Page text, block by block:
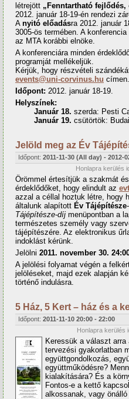
létrejött „Fenntartható
2012. január 18-19-én rendezi
A nyitó előadásra 2012. január
3005-ös termében. A
az MTA korábbi elnöke.
A konferenciára minden
programját mellékeljük.
Kérjük, hogy részvételi
events@uni-corvinus.hu címen.
Időpont: 2012. január 18-19.
Helyszínek:
Január 18. szerda: Pesti
Január 19. csütörtök:
Jelöld meg az Év
Időpont: 2011-11-30 (All day) - 2012-
Honlapra kerülés
Örömmel értesítjük a szakmát
érdeklődőket, hogy elindult az
azzal a céllal hoztuk létre, hogy
általunk alapított Év Tájépítésze
Tájépítésze-díj menüpontban a
természetes személy vagy
tájépítészére. Az elektronikus
indoklást kérünk.
Jelölni 2011. november 30.
A jelölési folyamat végén a
jelöléseket, majd ezek alapján
történő indulásra.
5 Ház, 5 Kert – ház és a
Időpont: 2011-11-10 20:00 - 22:00
Honlapra kerülés
Keressük a választ
tervezési gyakorlatban
együttgondolkozás,
együttműködésre?
kialakítására? És a
Fontos-e a kettő
alkossanak, vagy